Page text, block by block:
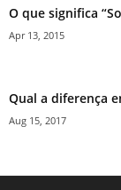
O que significa
Apr 13, 2015
Qual a diferença
Aug 15, 2017